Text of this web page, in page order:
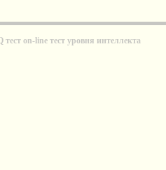
on-line тест уровня интеллекта